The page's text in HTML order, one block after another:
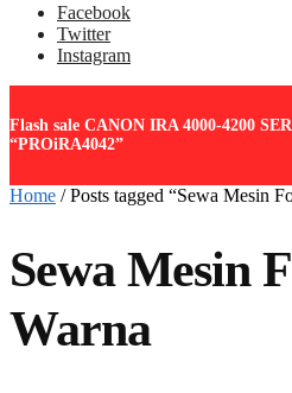
Facebook
Twitter
Instagram
Flash sale CANON IRA 4000-4200
“PROiRA4042”
Home /Posts tagged “Sewa Mesin
Sewa Mesin
Warna